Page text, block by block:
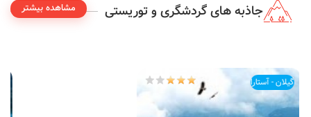
جاذبه های گردشگری و توریستی مشاهده بیشتر
گیلان - آستارا